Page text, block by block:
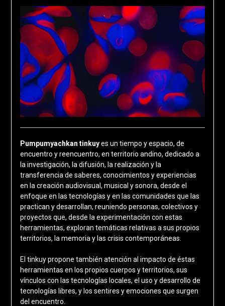
Pumpumyachkan tinkuyes un tiempo y espacio, de
encuentro y reencuentro, en territorio andino, dedicado a
la investigación, la difusión, la realización y la
transferencia de saberes, conocimientos y experiencias
en la creación audiovisual, musical y sonora, desde el
enfoque en las tecnologías y en las comunidades que las
practican y desarrollan, reuniendo personas, colectivos y
proyectos que, desde la experimentación con estas
herramientas, exploran temáticas relativas a sus propios
territorios, la memoria y las crisis contemporáneas.
El tinkuy propone también atención al impacto de éstas
herramientas en los propios cuerpos y territorios, sus
vínculos con las tecnologías locales, el uso y desarrollo de
tecnologías libres, y los sentires y emociones que surgen
del encuentro.